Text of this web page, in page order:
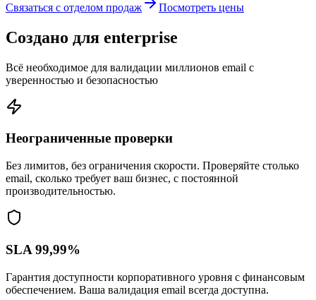
Связаться с отделом продаж Посмотреть цены
Создано для enterprise
Всё необходимое для валидации миллионов email с
уверенностью и безопасностью
Неограниченные проверки
Без лимитов, без ограничения скорости. Проверяйте столько
email, сколько требует ваш бизнес, с постоянной
производительностью.
SLA 99,99%
Гарантия доступности корпоративного уровня с финансовым
обеспечением. Ваша валидация email всегда доступна.